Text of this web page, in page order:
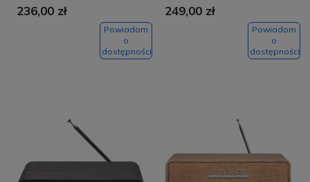
236,00 zł
Powiadom
o
dostępności
249,00 zł
Powiadom
o
dostępności